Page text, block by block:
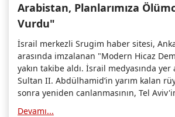
Arabistan, Planlarımıza
Vurdu"
İsrail merkezli Srugim haber sitesi,
arasında imzalanan "Modern Hicaz
yakın takibe aldı. İsrail medyasında
Sultan II. Abdülhamid’in yarım kalan
sonra yeniden canlanmasının, Tel
Devamı...